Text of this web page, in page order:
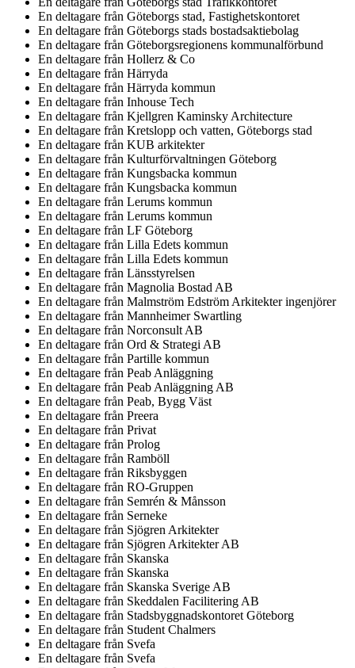
En deltagare från Göteborgs stad, Fastighetskontoret
En deltagare från Göteborgs stads bostadsaktiebolag
En deltagare från Göteborgsregionens kommunalförbund
En deltagare från Hollerz & Co
En deltagare från Härryda
En deltagare från Härryda kommun
En deltagare från Inhouse Tech
En deltagare från Kjellgren Kaminsky Architecture
En deltagare från Kretslopp och vatten, Göteborgs stad
En deltagare från KUB arkitekter
En deltagare från Kulturförvaltningen Göteborg
En deltagare från Kungsbacka kommun
En deltagare från Kungsbacka kommun
En deltagare från Lerums kommun
En deltagare från Lerums kommun
En deltagare från LF Göteborg
En deltagare från Lilla Edets kommun
En deltagare från Lilla Edets kommun
En deltagare från Länsstyrelsen
En deltagare från Magnolia Bostad AB
En deltagare från Malmström Edström Arkitekter ingenjörer
En deltagare från Mannheimer Swartling
En deltagare från Norconsult AB
En deltagare från Ord & Strategi AB
En deltagare från Partille kommun
En deltagare från Peab Anläggning
En deltagare från Peab Anläggning AB
En deltagare från Peab, Bygg Väst
En deltagare från Preera
En deltagare från Privat
En deltagare från Prolog
En deltagare från Ramböll
En deltagare från Riksbyggen
En deltagare från RO-Gruppen
En deltagare från Semrén & Månsson
En deltagare från Serneke
En deltagare från Sjögren Arkitekter
En deltagare från Sjögren Arkitekter AB
En deltagare från Skanska
En deltagare från Skanska
En deltagare från Skanska Sverige AB
En deltagare från Skeddalen Facilitering AB
En deltagare från Stadsbyggnadskontoret Göteborg
En deltagare från Student Chalmers
En deltagare från Svefa
En deltagare från Svefa